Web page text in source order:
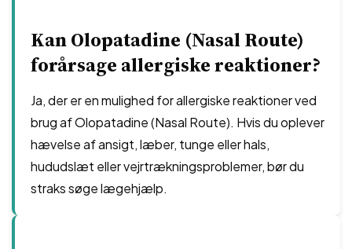
Kan Olopatadine (Nasal Route)
forårsage allergiske reaktioner?
Ja, der er en mulighed for allergiske reaktioner ved
brug af Olopatadine (Nasal Route). Hvis du oplever
hævelse af ansigt, læber, tunge eller hals,
hududslæt eller vejrtrækningsproblemer, bør du
straks søge lægehjælp.